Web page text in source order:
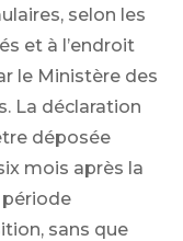
selon les
et à l’endroit
le Ministère des
La déclaration
déposée
mois après la
sans que